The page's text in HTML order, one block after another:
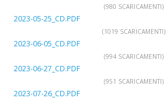
(980 SCARICAMENTI)
2023-05-25_CD.PDF
(1019 SCARICAMENTI)
2023-06-05_CD.PDF
(994 SCARICAMENTI)
2023-06-27_CD.PDF
(951 SCARICAMENTI)
2023-07-26_CD.PDF